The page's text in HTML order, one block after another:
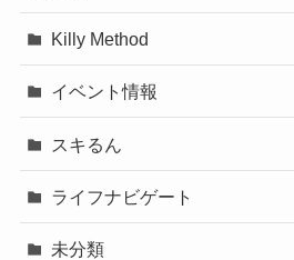
Killy Method
イベント情報
スキるん
ライフナビゲート
未分類